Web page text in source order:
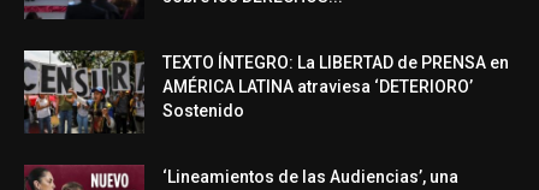
TEXTO ÍNTEGRO: La LIBERTAD de PRENSA en
AMÉRICA LATINA atraviesa ‘DETERIORO’
Sostenido
‘Lineamientos de las Audiencias’, una